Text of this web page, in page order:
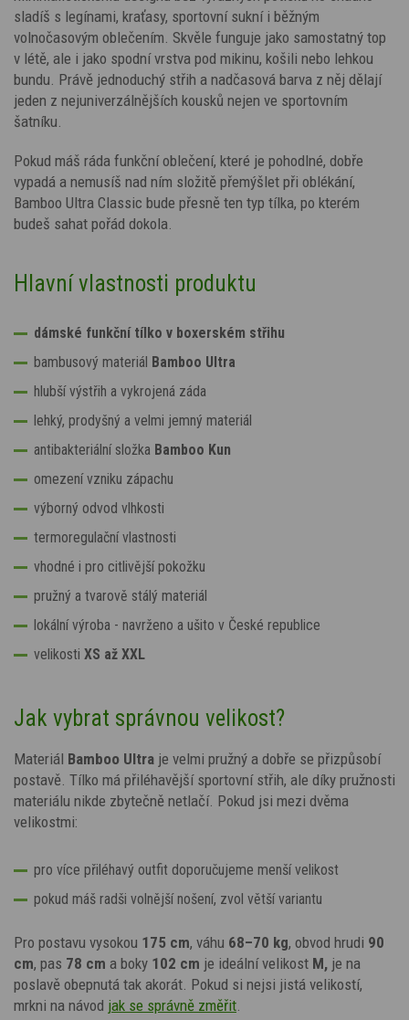
sladíš s legínami, kraťasy, sportovní sukní i běžným
volnočasovým oblečením. Skvěle funguje jako samostatný top
v létě, ale i jako spodní vrstva pod mikinu, košili nebo lehkou
bundu. Právě jednoduchý střih a nadčasová barva z něj dělají
jeden z nejuniverzálnějších kousků nejen ve sportovním
šatníku.
Pokud máš ráda funkční oblečení, které je pohodlné, dobře
vypadá a nemusíš nad ním složitě přemýšlet při oblékání,
Bamboo Ultra Classic bude přesně ten typ tílka, po kterém
budeš sahat pořád dokola.
Hlavní vlastnosti produktu
dámské funkční tílko v boxerském střihu
bambusový materiál Bamboo Ultra
hlubší výstřih a vykrojená záda
lehký, prodyšný a velmi jemný materiál
antibakteriální složka Bamboo Kun
omezení vzniku zápachu
výborný odvod vlhkosti
termoregulační vlastnosti
vhodné i pro citlivější pokožku
pružný a tvarově stálý materiál
lokální výroba - navrženo a ušito v České republice
velikosti XS až XXL
Jak vybrat správnou velikost?
Materiál Bamboo Ultra je velmi pružný a dobře se přizpůsobí
postavě. Tílko má přiléhavější sportovní střih, ale díky pružnosti
materiálu nikde zbytečně netlačí. Pokud jsi mezi dvěma
velikostmi:
pro více přiléhavý outfit doporučujeme menší velikost
pokud máš radši volnější nošení, zvol větší variantu
Pro postavu vysokou 175 cm, váhu 68–70 kg, obvod hrudi 90
cm, pas 78 cm a boky 102 cm je ideální velikost M, je na
poslavě obepnutá tak akorát. Pokud si nejsi jistá velikostí,
mrkni na návod jak se správně změřit